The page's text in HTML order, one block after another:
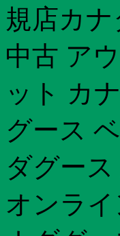
規店カ
中古 ア
ット カ
グース
ダグー
オンラ